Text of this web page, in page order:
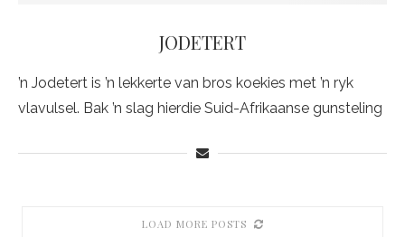
JODETERT
’n Jodetert is ’n lekkerte van bros koekies met ’n ryk
vlavulsel. Bak ’n slag hierdie Suid-Afrikaanse gunsteling
LOAD MORE POSTS